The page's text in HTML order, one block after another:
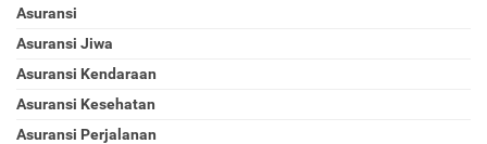
Asuransi
Asuransi Jiwa
Asuransi Kendaraan
Asuransi Kesehatan
Asuransi Perjalanan